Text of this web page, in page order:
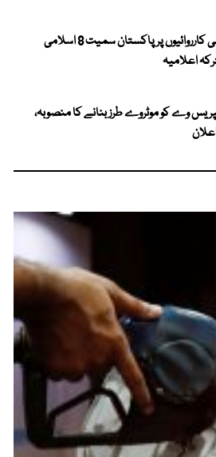
غزہ میں اسرائیلی کارروائیوں پر پاکستان سمیت 8 اسلامی
اعلامیہ
وے کو موٹروے طرز بنانے کا منصوبہ،